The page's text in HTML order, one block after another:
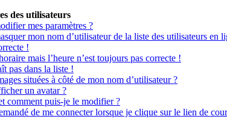
des utilisateurs
mes paramètres ?
mon nom d’utilisateur de la liste des utilisateurs en
!
mais l’heure n’est toujours pas correcte !
pas dans la liste !
situées à côté de mon nom d’utilisateur ?
un avatar ?
comment puis-je le modifier ?
de me connecter lorsque je clique sur le lien de